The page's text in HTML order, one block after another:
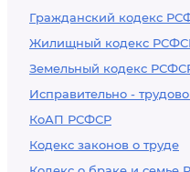
Гражданский кодекс
Жилищный кодекс
Земельный кодекс
Исправительно -
КоАП РСФСР
Кодекс законов о труде